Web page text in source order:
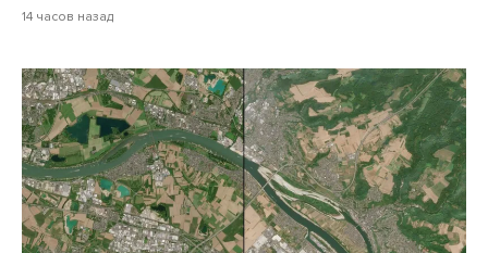
14 часов назад